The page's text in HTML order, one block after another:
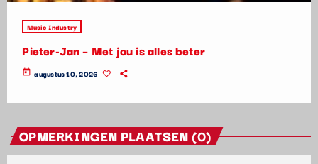
Music Industry
Pieter-Jan – Met jou is alles beter
today augustus 10, 2026
OPMERKINGEN PLAATSEN (0)